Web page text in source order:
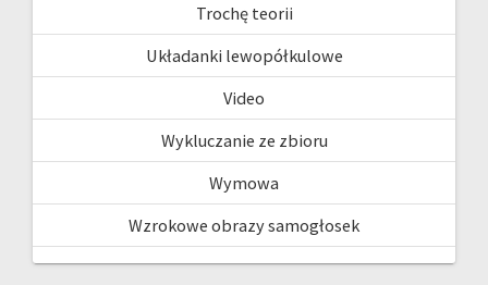
Trochę teorii
Układanki lewopółkulowe
Video
Wykluczanie ze zbioru
Wymowa
Wzrokowe obrazy samogłosek